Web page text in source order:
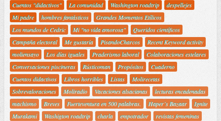
Cuentos "didactivos"
La comunidad Washington roadtrip
despellejes
Mi padre
hombres fantásticos
Grandes Momentos Etílicos
Los mundos de Cedric
Mi "no vida amorosa"
Queridos científicos
Campaña electoral
Me gustaría PisandoCharcos
Recent Keyword activity
moliensayo
Los días iguales Praderismo laboral
Colaboraciones estelares
Conversaciones piscineras
Rústicoman Propósitos
Cuaderno
Cuentos didactivos
Libros horribles Listas
Molirecetas
Sobrevaloraciones
Moliradio Vacaciones alsacianas
lecturas encadenadas
machismo
Breves Fuerteventura en 500 palabras. Haper´s Bazaar
Ignite
Murakami
Washigton roadtrip charla empotrador
revistas femeninas